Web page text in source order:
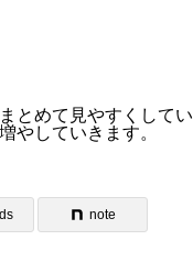
とめて見やすくしてい
やしていきます。
note